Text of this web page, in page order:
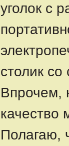
уголок с
столик со
Впрочем,
качество
Полагаю,